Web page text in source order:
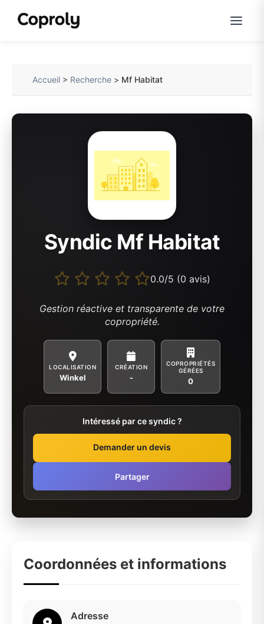
Accueil > Recherche > Mf Habitat
Syndic Mf Habitat
0.0/5 (0 avis)
Gestion réactive et transparente de votre
copropriété.
LOCALISATION
Winkel
CRÉATION
-
COPROPRIÉTÉS
GÉRÉES
0
Intéressé par ce syndic ?
Demander un devis
Partager
Coordonnées et informations
Adresse